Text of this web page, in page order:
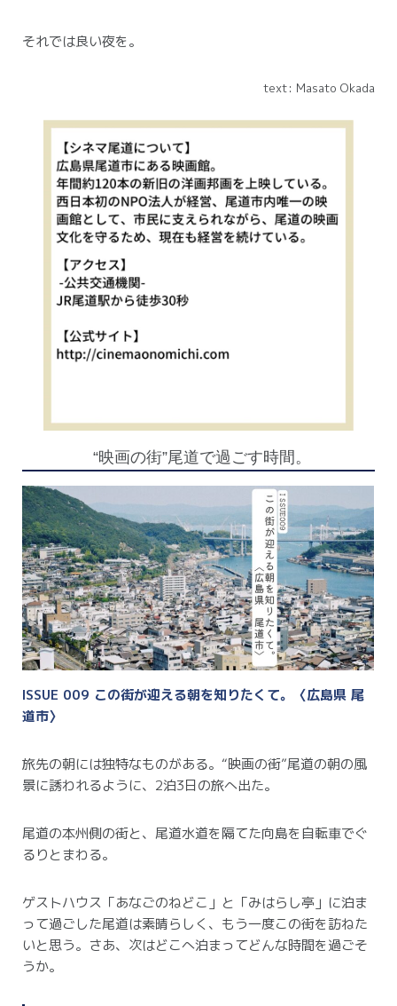
それでは良い夜を。
text: Masato Okada
“映画の街”尾道で過ごす時間。
ISSUE 009 この街が迎える朝を知りたくて。〈広島県 尾
道市〉
旅先の朝には独特なものがある。“映画の街”尾道の朝の風
景に誘われるように、2泊3日の旅へ出た。
尾道の本州側の街と、尾道水道を隔てた向島を自転車でぐ
るりとまわる。
ゲストハウス「あなごのねどこ」と「みはらし亭」に泊ま
って過ごした尾道は素晴らしく、もう一度この街を訪ねた
いと思う。 さあ、次はどこへ泊まってどんな時間を過ごそ
うか。